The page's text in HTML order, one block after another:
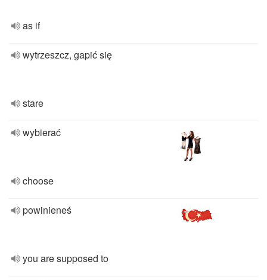
as if
wytrzeszcz, gapić się
stare
wybierać
choose
powinieneś
you are supposed to